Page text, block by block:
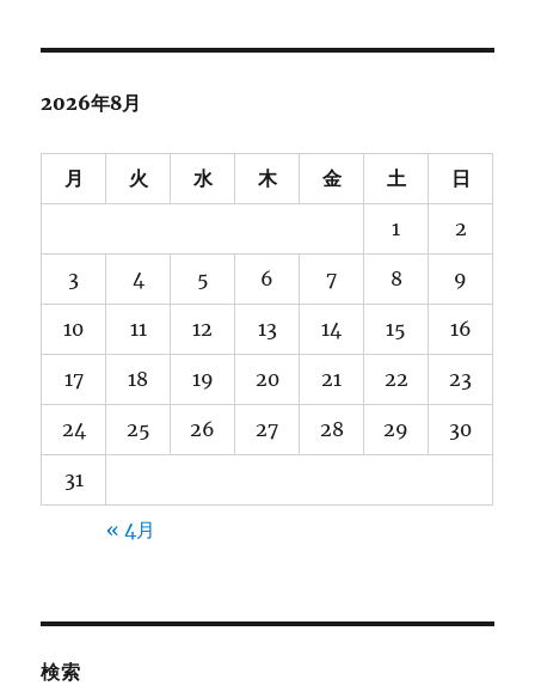
ブ
2026年8月
月 火 水 木 金 土 日
1 2
3 4 5 6 7 8 9
10 11 12 13 14 15 16
17 18 19 20 21 22 23
24 25 26 27 28 29 30
31
« 4月
検索